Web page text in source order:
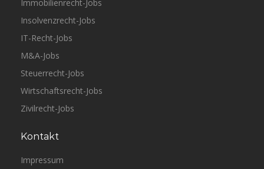
Immobilienrecht-Jobs
Insolvenzrecht-Jobs
IT-Recht-Jobs
M&A-Jobs
Steuerrecht-Jobs
Wirtschaftsrecht-Jobs
Zivilrecht-Jobs
Kontakt
Impressum